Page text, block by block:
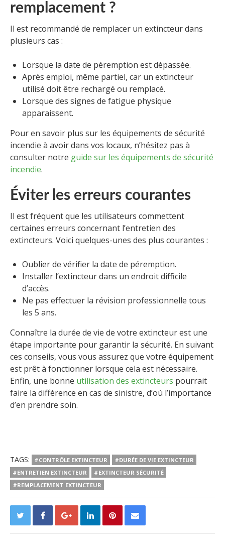
remplacement ?
Il est recommandé de remplacer un extincteur dans
plusieurs cas :
Lorsque la date de péremption est dépassée.
Après emploi, même partiel, car un extincteur
utilisé doit être rechargé ou remplacé.
Lorsque des signes de fatigue physique
apparaissent.
Pour en savoir plus sur les équipements de sécurité
incendie à avoir dans vos locaux, n’hésitez pas à
consulter notre guide sur les équipements de sécurité
incendie.
Éviter les erreurs courantes
Il est fréquent que les utilisateurs commettent
certaines erreurs concernant l’entretien des
extincteurs. Voici quelques-unes des plus courantes :
Oublier de vérifier la date de péremption.
Installer l’extincteur dans un endroit difficile
d’accès.
Ne pas effectuer la révision professionnelle tous
les 5 ans.
Connaître la durée de vie de votre extincteur est une
étape importante pour garantir la sécurité. En suivant
ces conseils, vous vous assurez que votre équipement
est prêt à fonctionner lorsque cela est nécessaire.
Enfin, une bonne utilisation des extincteurs pourrait
faire la différence en cas de sinistre, d’où l’importance
d’en prendre soin.
TAGS: #CONTRÔLE EXTINCTEUR
#DURÉE DE VIE EXTINCTEUR
#ENTRETIEN EXTINCTEUR
#EXTINCTEUR SÉCURITÉ
#REMPLACEMENT EXTINCTEUR